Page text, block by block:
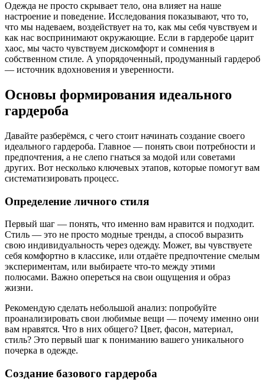
Одежда не просто скрывает тело, она влияет на наше
настроение и поведение. Исследования показывают, что то,
что мы надеваем, воздействует на то, как мы себя чувствуем и
как нас воспринимают окружающие. Если в гардеробе царит
хаос, мы часто чувствуем дискомфорт и сомнения в
собственном стиле. А упорядоченный, продуманный гардероб
— источник вдохновения и уверенности.
Основы формирования идеального
гардероба
Давайте разберёмся, с чего стоит начинать создание своего
идеального гардероба. Главное — понять свои потребности и
предпочтения, а не слепо гнаться за модой или советами
других. Вот несколько ключевых этапов, которые помогут вам
систематизировать процесс.
Определение личного стиля
Первый шаг — понять, что именно вам нравится и подходит.
Стиль — это не просто модные тренды, а способ выразить
свою индивидуальность через одежду. Может, вы чувствуете
себя комфортно в классике, или отдаёте предпочтение смелым
экспериментам, или выбираете что-то между этими
полюсами. Важно опереться на свои ощущения и образ
жизни.
Рекомендую сделать небольшой анализ: попробуйте
проанализировать свои любимые вещи — почему именно они
вам нравятся. Что в них общего? Цвет, фасон, материал,
стиль? Это первый шаг к пониманию вашего уникального
почерка в одежде.
Создание базового гардероба